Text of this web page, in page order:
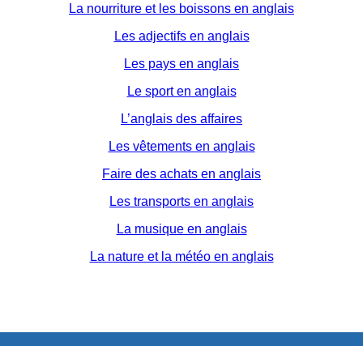
La nourriture et les boissons en anglais
Les adjectifs en anglais
Les pays en anglais
Le sport en anglais
L’anglais des affaires
Les vêtements en anglais
Faire des achats en anglais
Les transports en anglais
La musique en anglais
La nature et la météo en anglais